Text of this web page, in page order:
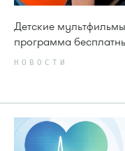
Детские
программа
НОВОСТИ